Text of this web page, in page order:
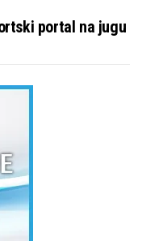
portal na jugu